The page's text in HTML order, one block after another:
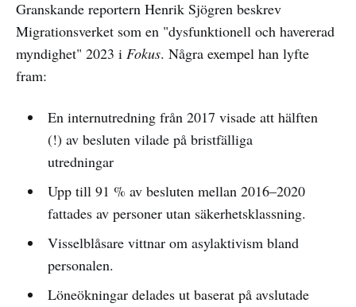
Granskande reportern Henrik Sjögren beskrev
Migrationsverket som en "dysfunktionell och havererad
myndighet" 2023 i Fokus. Några exempel han lyfte
fram:
En internutredning från 2017 visade att hälften
(!) av besluten vilade på bristfälliga
utredningar
Upp till 91 % av besluten mellan 2016–2020
fattades av personer utan säkerhetsklassning.
Visselblåsare vittnar om asylaktivism bland
personalen.
Löneökningar delades ut baserat på avslutade